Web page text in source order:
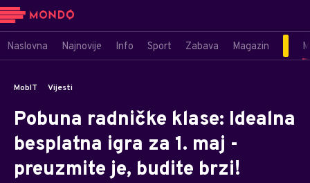
Naslovna Najnovije Info Sport Zabava Magazin
MobIT Vijesti
Pobuna radničke klase: Idealna
besplatna igra za 1. maj -
preuzmite je, budite brzi!